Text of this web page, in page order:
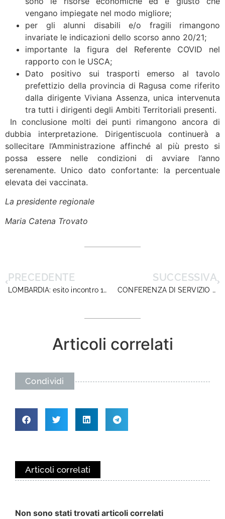
vengano impiegate nel modo migliore;
per gli alunni disabili e/o fragili rimangono
invariate le indicazioni dello scorso anno 20/21;
importante la figura del Referente COVID nel
rapporto con le USCA;
Dato positivo sui trasporti emerso al tavolo
prefettizio della provincia di Ragusa come riferito
dalla dirigente Viviana Assenza, unica intervenuta
tra tutti i dirigenti degli Ambiti Territoriali presenti.
In conclusione molti dei punti rimangono ancora di
dubbia interpretazione. Dirigentiscuola continuerà a
sollecitare l’Amministrazione affinché al più presto si
possa essere nelle condizioni di avviare l’anno
serenamente. Unico dato confortante: la percentuale
elevata dei vaccinata.
La presidente regionale
Maria Catena Trovato
PRECEDENTE
LOMBARDIA: esito incontro 18 agosto
SUCCESSIVA
CONFERENZA DI SERVIZIO DELL’USR PUGLIA SULL’AVVIO DELL’ANNO SCOLASTICO
Articoli correlati
Condividi
Articoli correlati
Non sono stati trovati articoli correlati